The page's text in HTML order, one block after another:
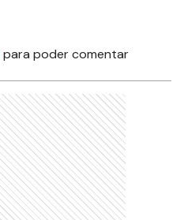
para poder comentar